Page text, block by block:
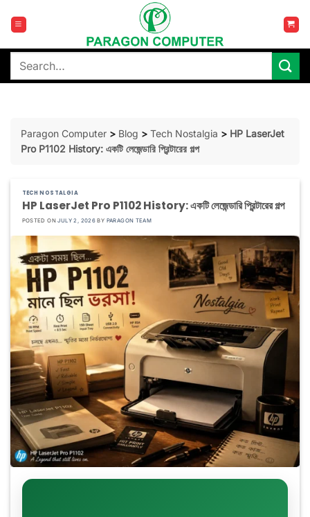
content
Search
Paragon Computer > Blog > Tech Nostalgia > HP LaserJet
Pro P1102 History: একটি লেজেন্ডারি প্রিন্টারের গল্প
TECH NOSTALGIA
HP LaserJet Pro P1102 History: একটি লেজেন্ডারি প্রিন্টারের গল্প
POSTED ONJULY 2, 2026 BY PARAGON TEAM